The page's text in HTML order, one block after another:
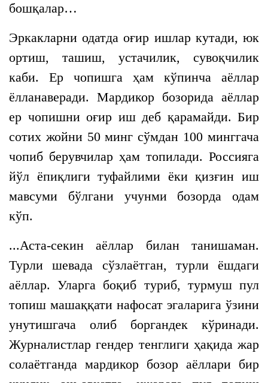
бошқалар…
Эркакларни одатда оғир ишлар кутади, юк
ортиш, ташиш, устачилик, сувоқчилик
каби. Ер чопишга ҳам кўпинча аёллар
ёлланаверади. Мардикор бозорида аёллар
ер чопишни оғир иш деб қарамайди. Бир
сотих жойни 50 минг сўмдан 100 минггача
чопиб берувчилар ҳам топилади. Россияга
йўл ёпиқлиги туфайлими ёки қизғин иш
мавсуми бўлгани учунми бозорда одам
кўп.
...Аста-секин аёллар билан танишаман.
Турли шевада сўзлаётган, турли ёшдаги
аёллар. Уларга боқиб туриб, турмуш пул
топиш машаққати нафосат эгаларига ўзини
унутишгача олиб боргандек кўринади.
Журналистлар гендер тенглиги ҳақида жар
солаётганда мардикор бозор аёллари бир